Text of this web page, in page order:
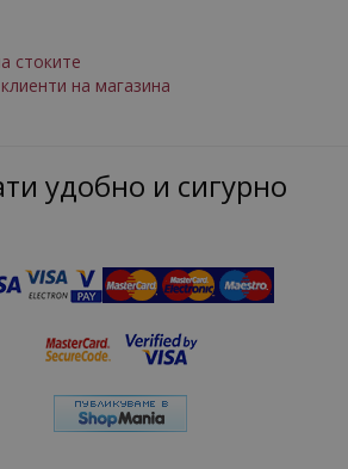
стоките
на магазина
удобно и сигурно